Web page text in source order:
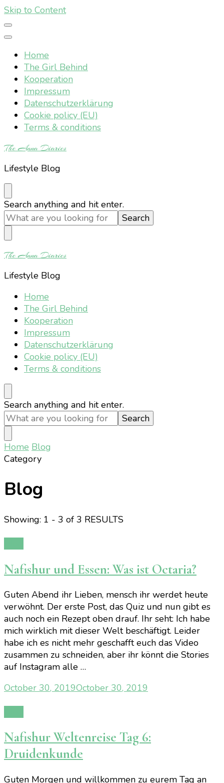
Skip to Content
Home
The Girl Behind
Kooperation
Impressum
Datenschutzerklärung
Cookie policy (EU)
Terms & conditions
The Anna Diaries
Lifestyle Blog
Looking
for
Something?
Search anything and hit enter.
The Anna Diaries
Lifestyle Blog
Home
The Girl Behind
Kooperation
Impressum
Datenschutzerklärung
Cookie policy (EU)
Terms & conditions
Looking
for
Something?
Search anything and hit enter.
Home Blog
Category
Blog
Showing: 1 - 3 of 3 RESULTS
Nafishur und Essen: Was ist Octaria?
Guten Abend ihr Lieben, mensch ihr werdet heute
verwöhnt. Der erste Post, das Quiz und nun gibt es
auch noch ein Rezept oben drauf. Ihr seht: Ich habe
mich wirklich mit dieser Welt beschäftigt. Leider
habe ich es nicht mehr geschafft euch das Video
zusammen zu schneiden, aber ihr könnt die Stories
auf Instagram alle …
October 30, 2019October 30, 2019
Nafishur Weltenreise Tag 6:
Druidenkunde
Guten Morgen und willkommen zu eurem Tag an